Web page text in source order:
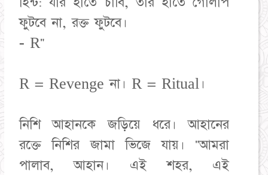
ফুটবে না, রক্ত ফুটবে।
- R"
R = Revenge না। R = Ritual।
নিশি আহানকে জড়িয়ে ধরে। আহানের
রক্তে নিশির জামা ভিজে যায়। "আমরা
পালাব, আহান। এই শহর, এই